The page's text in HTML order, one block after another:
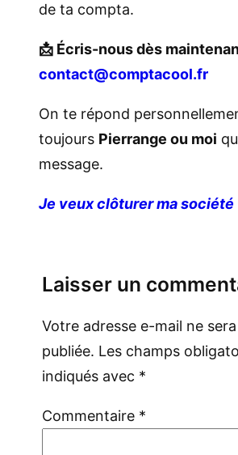
de ta compta.
📩 Écris-nous dès
contact@comptacool.fr
On te répond
toujours Pierrange ou moi
message.
Je veux clôturer ma société
Laisser un
Votre adresse e-mail ne
publiée. Les champs
indiqués avec *
Commentaire *